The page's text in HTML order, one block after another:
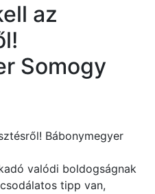
az
Somogy
Bábonymegyer
valódi boldogságnak
tipp van,